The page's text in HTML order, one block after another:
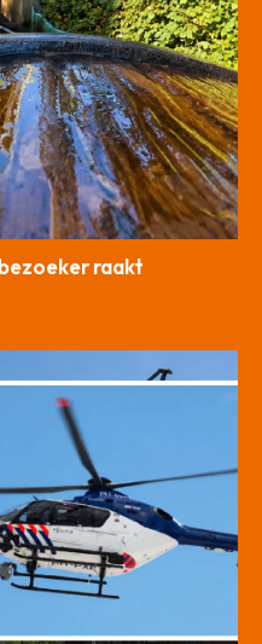
raakt